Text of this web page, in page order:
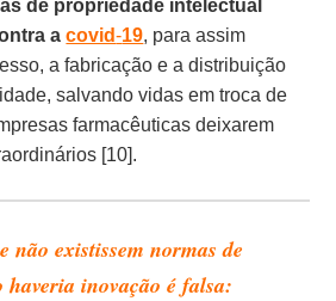
de propriedade intelectual
a covid-19, para assim
a fabricação e a distribuição
salvando vidas em troca de
farmacêuticas deixarem
[10].
não existissem normas de
haveria inovação é falsa: